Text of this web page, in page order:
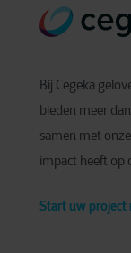
Bij Cegeka
bieden meer
samen met
impact heeft op
Start uw project